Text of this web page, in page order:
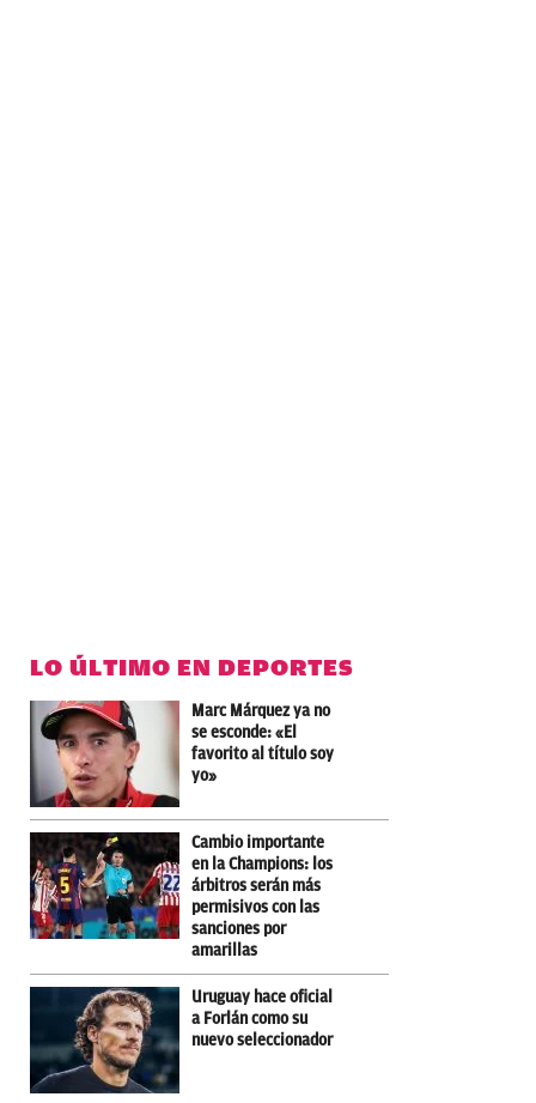
LO ÚLTIMO EN DEPORTES
Marc Márquez ya no
se esconde: «El
favorito al título soy
yo»
Cambio importante
en la Champions: los
árbitros serán más
permisivos con las
sanciones por
amarillas
Uruguay hace oficial
a Forlán como su
nuevo seleccionador